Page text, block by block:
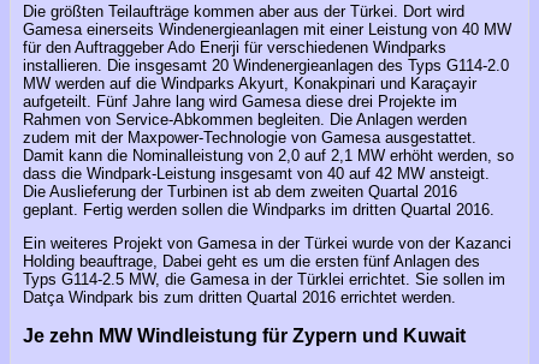
Die größten Teilaufträge kommen aber aus der Türkei. Dort wird
Gamesa einerseits Windenergieanlagen mit einer Leistung von 40 MW
für den Auftraggeber Ado Enerji für verschiedenen Windparks
installieren. Die insgesamt 20 Windenergieanlagen des Typs G114-2.0
MW werden auf die Windparks Akyurt, Konakpinari und Karaçayir
aufgeteilt. Fünf Jahre lang wird Gamesa diese drei Projekte im
Rahmen von Service-Abkommen begleiten. Die Anlagen werden
zudem mit der Maxpower-Technologie von Gamesa ausgestattet.
Damit kann die Nominalleistung von 2,0 auf 2,1 MW erhöht werden, so
dass die Windpark-Leistung insgesamt von 40 auf 42 MW ansteigt.
Die Auslieferung der Turbinen ist ab dem zweiten Quartal 2016
geplant. Fertig werden sollen die Windparks im dritten Quartal 2016.
Ein weiteres Projekt von Gamesa in der Türkei wurde von der Kazanci
Holding beauftrage, Dabei geht es um die ersten fünf Anlagen des
Typs G114-2.5 MW, die Gamesa in der Türklei errichtet. Sie sollen im
Datça Windpark bis zum dritten Quartal 2016 errichtet werden.
Je zehn MW Windleistung für Zypern und Kuwait